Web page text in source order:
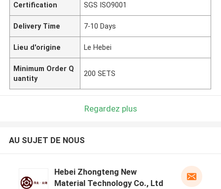
Certification SGS ISO9001
Delivery Time 7-10 Days
Lieu d'origine Le Hebei
Minimum Order Q
uantity
200 SETS
Regardez plus
AU SUJET DE NOUS
Hebei Zhongteng New
Material Technology Co., Ltd